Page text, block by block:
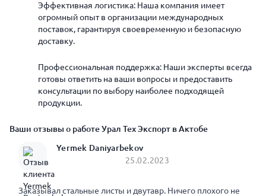
Эффективная логистика: Наша компания имеет
огромный опыт в организации международных
поставок, гарантируя своевременную и безопасную
доставку.
Профессиональная поддержка: Наши эксперты всегда
готовы ответить на ваши вопросы и предоставить
консультации по выбору наиболее подходящей
продукции.
Ваши отзывы о работе Урал Тех Экспорт в Актобе
Yermek Daniyarbekov
25.02.2023
Заказывал стальные листы и двутавр. Ничего плохого не